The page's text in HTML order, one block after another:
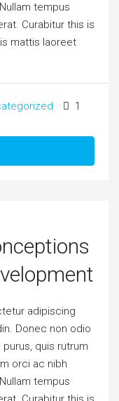
tempus
Curabitur this is
mattis laoreet
1
adipiscing
Donec non odio
quis rutrum
orci ac nibh
tempus